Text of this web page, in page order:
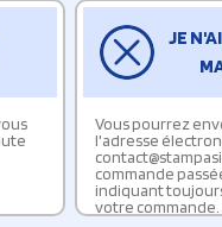
JE
Vous pourrez
l'adresse
commande
indiquant
votre commande.